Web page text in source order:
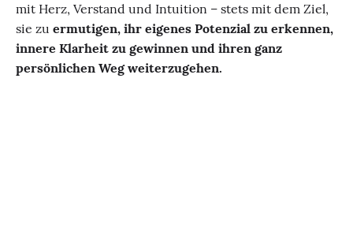
mit Herz, Verstand und Intuition – stets mit dem Ziel,
sie zu ermutigen, ihr eigenes Potenzial zu erkennen,
innere Klarheit zu gewinnen und ihren ganz
persönlichen Weg weiterzugehen.